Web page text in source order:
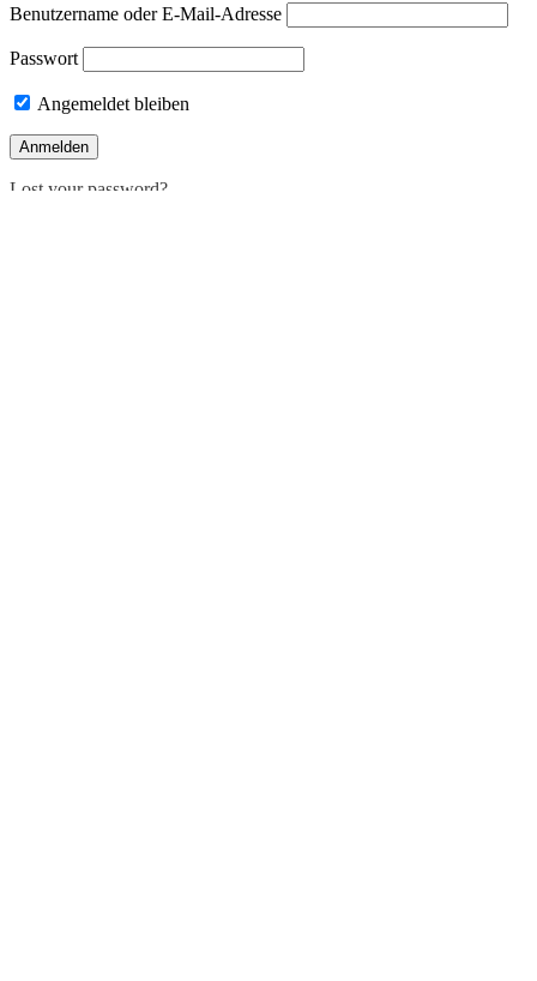
Benutzername oder E-Mail-Adresse
Passwort
Angemeldet bleiben
Lost your password?